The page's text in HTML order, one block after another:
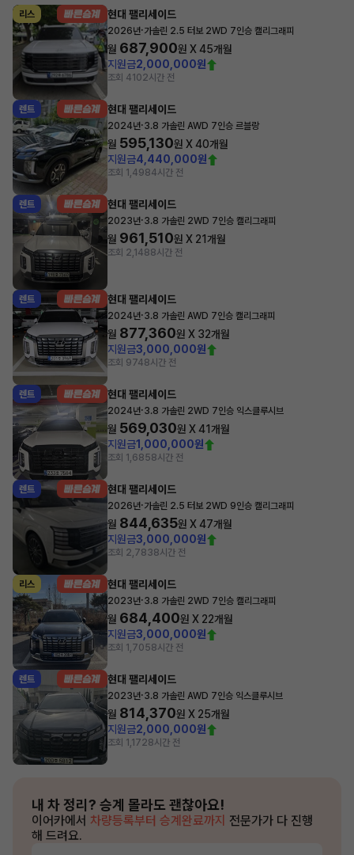
리스 현대 팰리세이드
2026년·가솔린 2.5 터보 2WD 7인승 캘리그래피
월 687,900원 X45개월
지원금2,000,000원
조회 4102시간 전
렌트 현대 팰리세이드
2024년·3.8 가솔린 AWD 7인승 르블랑
월 595,130원 X40개월
지원금4,440,000원
조회 1,4984시간 전
렌트 현대 팰리세이드
2023년·3.8 가솔린 2WD 7인승 캘리그래피
월 961,510원 X 21개월
조회 2,1488시간 전
렌트 현대 팰리세이드
2024년·3.8 가솔린 AWD 7인승 캘리그래피
월 877,360원 X 32개월
지원금3,000,000원
조회 9748시간 전
렌트 현대 팰리세이드
2024년·3.8 가솔린 2WD 7인승 익스클루시브
월 569,030원 X41개월
지원금1,000,000원
조회 1,6858시간 전
렌트 현대 팰리세이드
2026년·가솔린 2.5 터보 2WD 9인승 캘리그래피
월 844,635원 X47개월
지원금3,000,000원
조회 2,7838시간 전
리스 현대 팰리세이드
2023년·3.8 가솔린 2WD 7인승 캘리그래피
월 684,400원 X 22개월
지원금3,000,000원
조회 1,7058시간 전
렌트 현대 팰리세이드
2023년·3.8 가솔린 AWD 7인승 익스클루시브
월 814,370원 X 25개월
지원금2,000,000원
조회 1,1728시간 전
내 차 정리? 승계 몰라도 괜찮아요!
이어카에서 차량등록부터 승계완료까지 전문가가 다 진행
해 드려요.